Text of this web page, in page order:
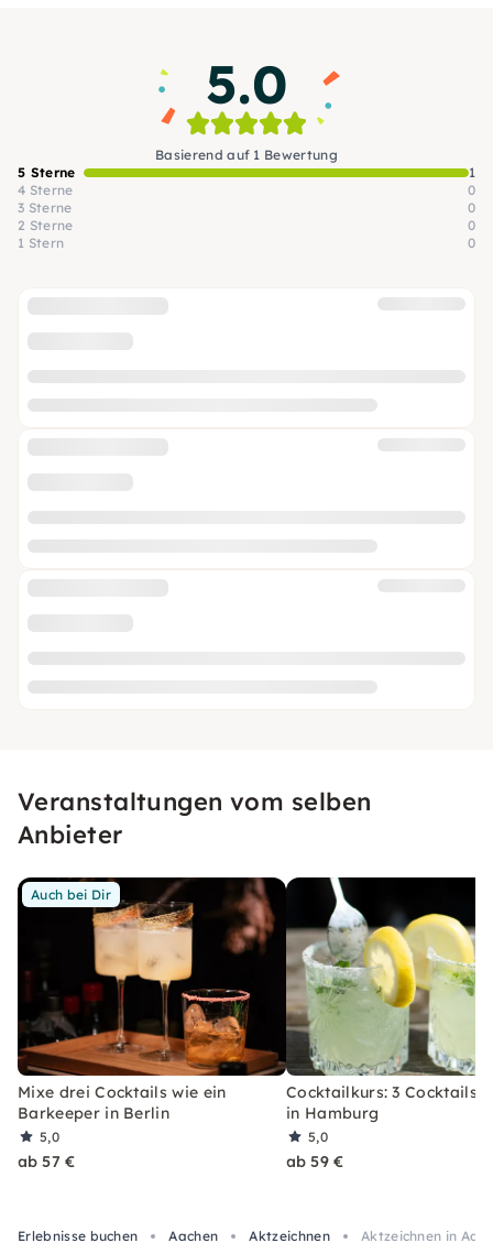
5.0
Basierend auf 1 Bewertung
5 Sterne
1
4 Sterne
0
3 Sterne
0
2 Sterne
0
1 Stern
0
Veranstaltungen vom selben
Anbieter
Auch bei Dir
Mixe drei Cocktails wie ein
Barkeeper in Berlin
5,0
ab 57 €
Cocktailkurs: 3 Cocktails
in Hamburg
5,0
ab 59 €
Erlebnisse buchen Aachen Aktzeichnen
Aktzeichnen in